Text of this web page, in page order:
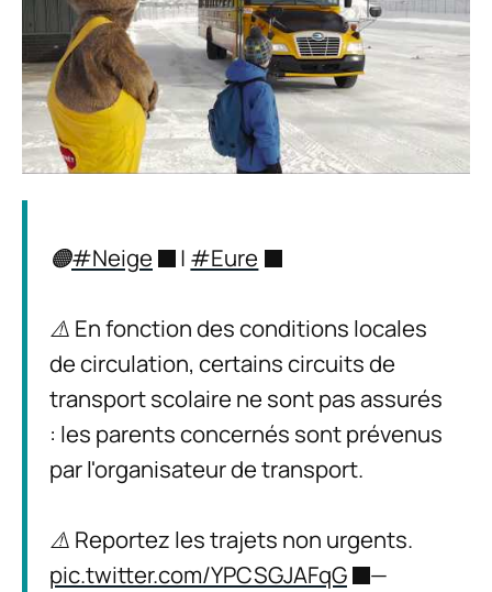
🟠#Neige | #Eure
⚠️ En fonction des conditions locales
de circulation, certains circuits de
transport scolaire ne sont pas assurés
: les parents concernés sont prévenus
par l'organisateur de transport.
⚠️ Reportez les trajets non urgents.
pic.twitter.com/YPCSGJAFqG
—